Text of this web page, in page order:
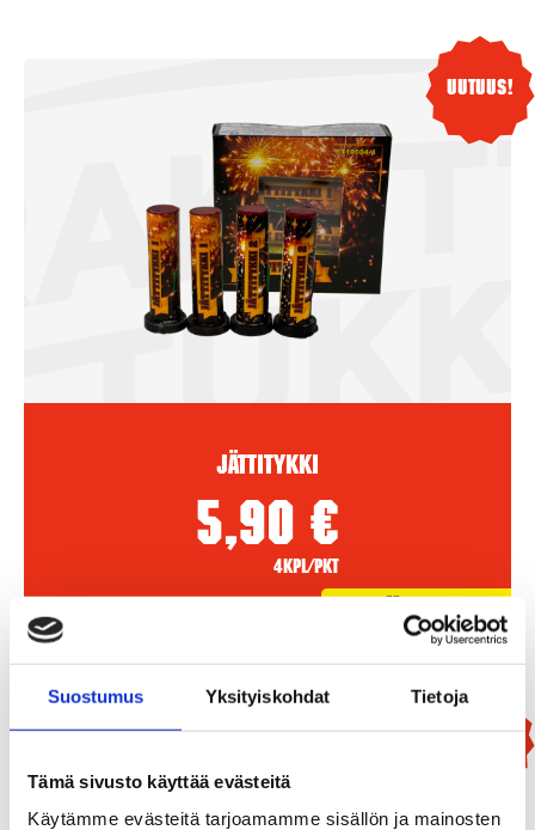
Suostumus Yksityiskohdat Tietoja
Tämä sivusto käyttää evästeitä
Käytämme evästeitä tarjoamamme sisällön ja mainosten
Uutuus!
Jättitykki
5,90 €
4kpl/pkt
Uutuus!